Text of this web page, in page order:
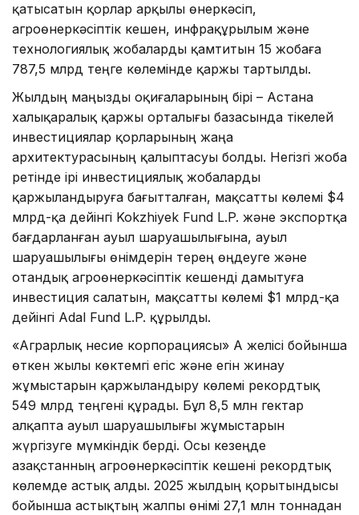
қатысатын қорлар арқылы өнеркәсіп,
агроөнеркәсіптік кешен, инфрақұрылым және
технологиялық жобаларды қамтитын 15 жобаға
787,5 млрд теңге көлемінде қаржы тартылды.
Жылдың маңызды оқиғаларының бірі – Астана
халықаралық қаржы орталығы базасында тікелей
инвестициялар қорларының жаңа
архитектурасының қалыптасуы болды. Негізгі жоба
ретінде ірі инвестициялық жобаларды
қаржыландыруға бағытталған, мақсатты көлемі $4
млрд-қа дейінгі Kokzhiyek Fund L.P. және экспортқа
бағдарланған ауыл шаруашылығына, ауыл
шаруашылығы өнімдерін терең өңдеуге және
отандық агроөнеркәсіптік кешенді дамытуға
инвестиция салатын, мақсатты көлемі $1 млрд-қа
дейінгі Adal Fund L.P. құрылды.
«Аграрлық несие корпорациясы» АҚ желісі бойынша
өткен жылы көктемгі егіс және егін жинау
жұмыстарын қаржыландыру көлемі рекордтық
549 млрд теңгені құрады. Бұл 8,5 млн гектар
алқапта ауыл шаруашылығы жұмыстарын
жүргізуге мүмкіндік берді. Осы кезеңде
Қазақстанның агроөнеркәсіптік кешені рекордтық
көлемде астық алды. 2025 жылдың қорытындысы
бойынша астықтың жалпы өнімі 27,1 млн тоннадан